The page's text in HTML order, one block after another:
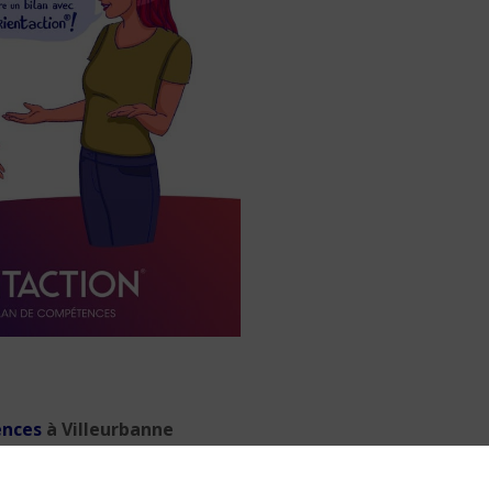
à Villeurbanne